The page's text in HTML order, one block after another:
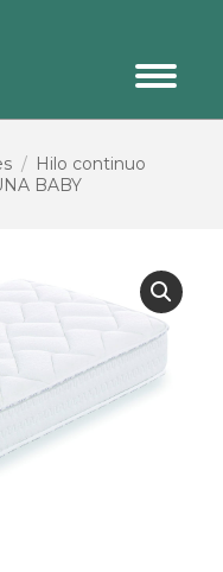
Hilo continuo
BABY